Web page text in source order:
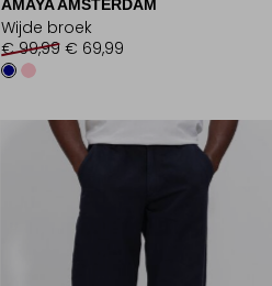
AMAYA AMSTERDAM
Wijde broek
€ 99,99 € 69,99